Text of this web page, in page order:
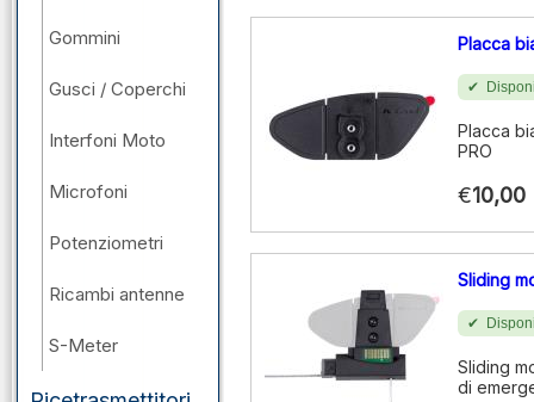
Gommini
Gusci / Coperchi
Interfoni Moto
Microfoni
Potenziometri
Ricambi antenne
S-Meter
Placca
Placca
PRO
€10,00
Sliding
Sliding
di